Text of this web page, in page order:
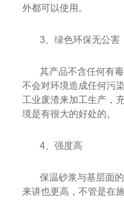
外都可以使用。
3、绿色环保无公害
其产品不含任何有毒材
不会对环境造成任何污染
工业废渣来加工生产
境是有很大的好处的。
4、强度高
保温砂浆与基层面
来讲也更高，不管是在